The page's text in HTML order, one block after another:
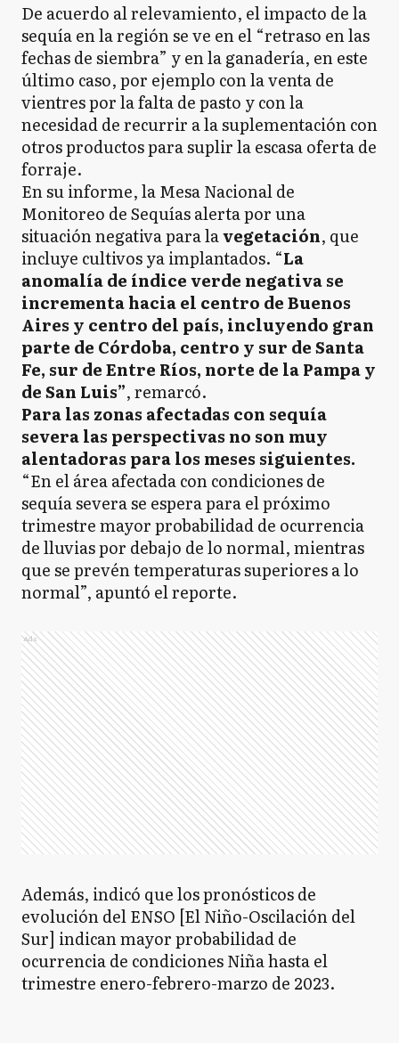
De acuerdo al relevamiento, el impacto de la
sequía en la región se ve en el “retraso en las
fechas de siembra” y en la ganadería, en este
último caso, por ejemplo con la venta de
vientres por la falta de pasto y con la
necesidad de recurrir a la suplementación con
otros productos para suplir la escasa oferta de
forraje.
En su informe, la Mesa Nacional de
Monitoreo de Sequías alerta por una
situación negativa para lavegetación, que
incluye cultivos ya implantados. “La
anomalía de índice verde negativa se
incrementa hacia el centro de Buenos
Aires y centro del país, incluyendo gran
parte de Córdoba, centro y sur de Santa
Fe, sur de Entre Ríos, norte de la Pampa y
de San Luis”, remarcó.
Para las zonas afectadas con sequía
severa las perspectivas no son muy
alentadoras para los meses siguientes.
“En el área afectada con condiciones de
sequía severa se espera para el próximo
trimestre mayor probabilidad de ocurrencia
de lluvias por debajo de lo normal, mientras
que se prevén temperaturas superiores a lo
normal”, apuntó el reporte.
Ads
Además, indicó que los pronósticos de
evolución del ENSO [El Niño-Oscilación del
Sur] indican mayor probabilidad de
ocurrencia de condiciones Niña hasta el
trimestre enero-febrero-marzo de 2023.